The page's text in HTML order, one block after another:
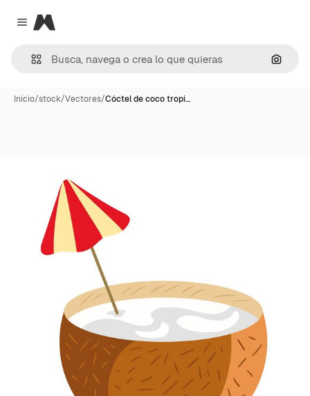
Close menu
Magnific
Inicio/stock/Vectores/Cóctel de coco tropi…